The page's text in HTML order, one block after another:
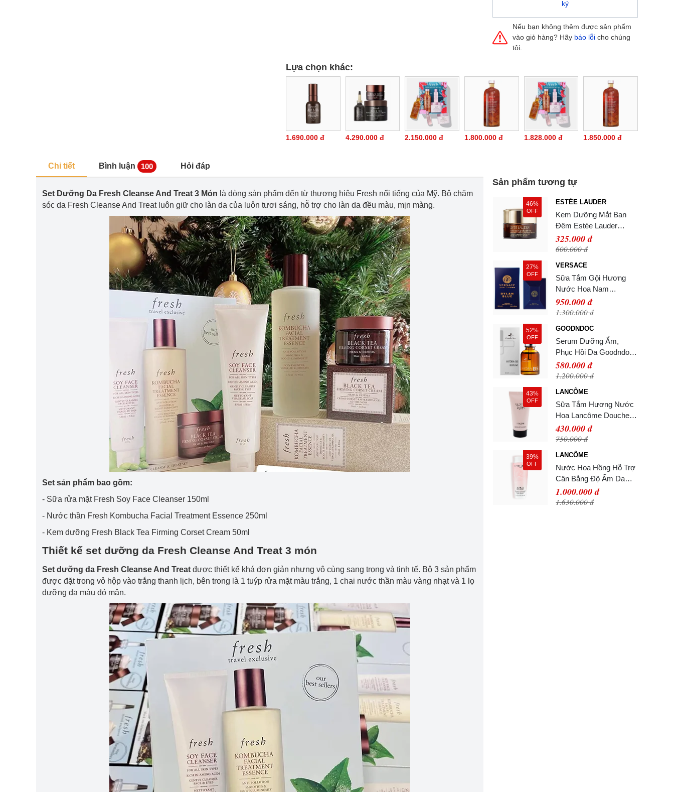
Lựa chọn khác:
1.690.000 đ 4.290.000 đ 2.150.000 đ 1.800.000 đ 1.828.000 đ 1.850.000 đ
Chi tiết Bình luận 100 Hỏi đáp
Set Dưỡng Da Fresh Cleanse And Treat 3 Món là dòng sản phẩm đến từ thương hiệu Fresh nổi tiếng của Mỹ. Bộ chăm
sóc da Fresh Cleanse And Treat luôn giữ cho làn da của luôn tươi sáng, hỗ trợ cho làn da đều màu, mịn màng.
Set sản phẩm bao gồm:
- Sữa rửa mặt Fresh Soy Face Cleanser 150ml
- Nước thần Fresh Kombucha Facial Treatment Essence 250ml
- Kem dưỡng Fresh Black Tea Firming Corset Cream 50ml
Thiết kế set dưỡng da Fresh Cleanse And Treat 3 món
Set dưỡng da Fresh Cleanse And Treat được thiết kế khá đơn giản nhưng vô cùng sang trọng và tinh tế. Bộ 3 sản phẩm
được đặt trong vỏ hộp vào trắng thanh lịch, bên trong là 1 tuýp rửa mặt màu trắng, 1 chai nước thần màu vàng nhạt và 1 lọ
dưỡng da màu đỏ mận.
Sản phẩm tương tự
46%
OFF
ESTÉE LAUDER
Kem Dưỡng Mắt Ban
Đêm Estée Lauder
Advanced Night Repair
Eye 5ml Không Hộp
325.000 đ
600.000 đ
27%
OFF
VERSACE
Sữa Tắm Gội Hương
Nước Hoa Nam
Versace Dylan Blue
Pour Homme Perfumed
250ml
950.000 đ
1.300.000 đ
52%
OFF
GOODNDOC
Serum Dưỡng Ẩm,
Phục Hồi Da Goodndoc
Hydra B5 30ml
580.000 đ
1.200.000 đ
43%
OFF
LANCÔME
Sữa Tắm Hương Nước
Hoa Lancôme Douche
Parfume Shower Gel
50ml
430.000 đ
750.000 đ
39%
OFF
LANCÔME
Nước Hoa Hồng Hỗ Trợ
Cân Bằng Độ Ẩm Da
Lancôme Tonique
Confort Toner 400ml
1.000.000 đ
1.630.000 đ
ký
Nếu bạn không thêm được sản phẩm
vào giỏ hàng? Hãy báo lỗi cho chúng
tôi.